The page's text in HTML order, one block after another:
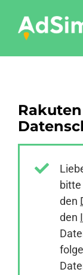
content
Tools
Rakuten
bitte
den
den